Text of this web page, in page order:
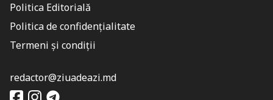
Politica Editorială
Politica de confidențialitate
Termeni și condiții
redactor@ziuadeazi.md